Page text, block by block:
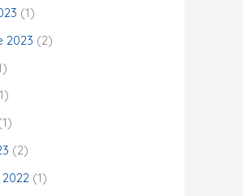
(1)
2023 (2)
(2)
(1)